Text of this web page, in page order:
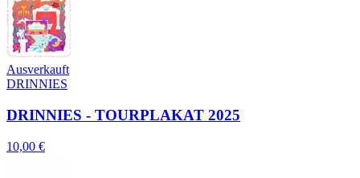
Ausverkauft
DRINNIES
DRINNIES - TOURPLAKAT 2025
10,00 €